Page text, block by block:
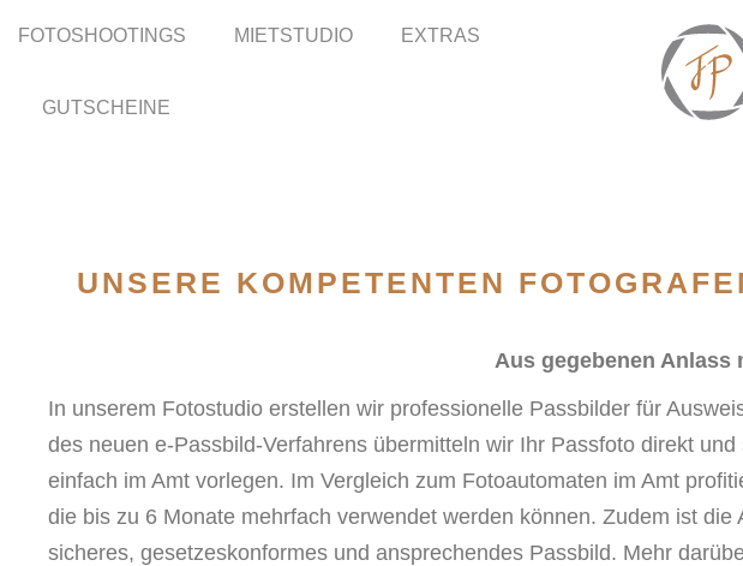
FOTOSHOOTINGS MIETSTUDIO EXTRAS
GUTSCHEINE
UNSERE KOMPETENTEN
Aus gegebenen Anlass
In unserem Fotostudio erstellen wir professionelle Passbilder für
des neuen e-Passbild-Verfahrens übermitteln wir Ihr Passfoto direkt
einfach im Amt vorlegen. Im Vergleich zum Fotoautomaten im Amt
die bis zu 6 Monate mehrfach verwendet werden können. Zudem ist
sicheres, gesetzeskonformes und ansprechendes Passbild. Mehr
FOTOSHOOTINGS MIETSTUDIO EXTRAS
GUTSCHEINE